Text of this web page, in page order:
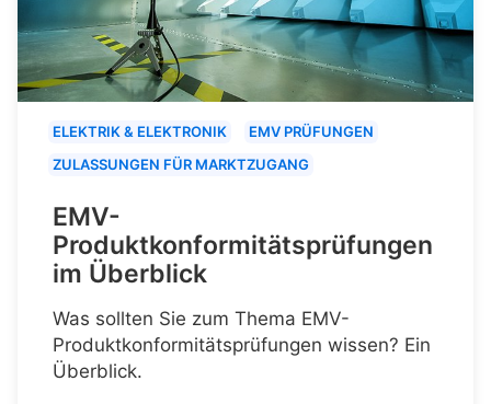
ELEKTRIK & ELEKTRONIK
EMV PRÜFUNGEN
ZULASSUNGEN FÜR MARKTZUGANG
EMV-
Produktkonformitätsprüfungen
im Überblick
Was sollten Sie zum Thema EMV-
Produktkonformitätsprüfungen wissen? Ein
Überblick.